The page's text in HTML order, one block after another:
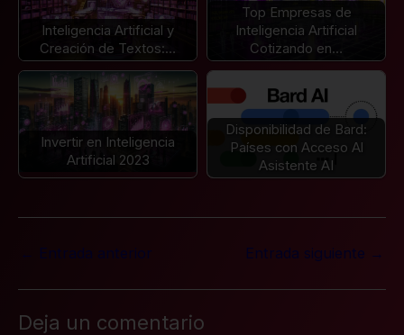
Inteligencia Artificial y
Creación de Textos:…
Top Empresas de
Inteligencia Artificial
Cotizando en…
Invertir en Inteligencia
Artificial 2023
Disponibilidad de Bard:
Países con Acceso Al
Asistente AI
← Entrada anterior Entrada siguiente →
Deja un comentario